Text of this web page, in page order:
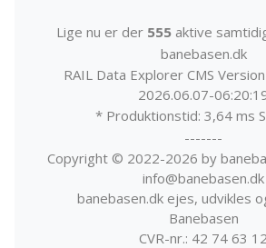
Lige nu er der 555aktive
banebasen.dk
RAIL Data Explorer CMS
2026.06.07-
* Produktionstid: 3,64 ms
-------
Copyright © 2022-2026 by
info@banebasen.dk
banebasen.dk ejes, udvikles
Banebasen
CVR-nr.: 42 74 63 12